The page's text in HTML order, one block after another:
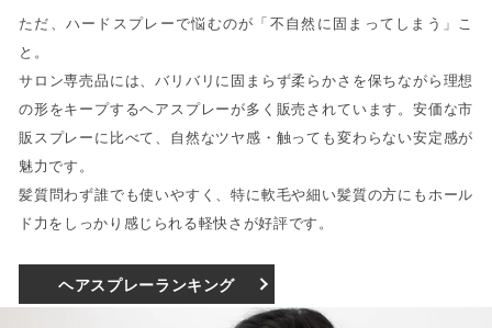
ただ、ハードスプレーで悩むのが「不自然に固まってしまう」こ
と。
サロン専売品には、バリバリに固まらず柔らかさを保ちながら理想
の形をキープするヘアスプレーが多く販売されています。安価な市
販スプレーに比べて、自然なツヤ感・触っても変わらない安定感が
魅力です。
髪質問わず誰でも使いやすく、特に軟毛や細い髪質の方にもホール
ド力をしっかり感じられる軽快さが好評です。
ヘアスプレーランキング